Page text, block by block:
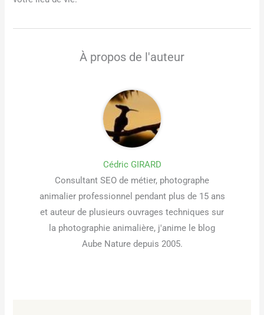
À propos de l'auteur
Cédric GIRARD
Consultant SEO de métier, photographe
animalier professionnel pendant plus de 15 ans
et auteur de plusieurs ouvrages techniques sur
la photographie animalière, j'anime le blog
Aube Nature depuis 2005.